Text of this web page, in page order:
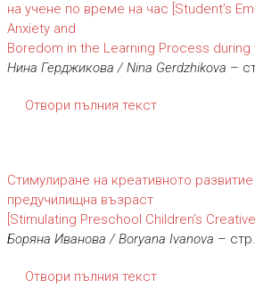
на учене по време на час [Student’s
Anxiety and
Boredom in the Learning Process during
Нина Герджикова / Nina Gerdzhikova –
Отвори пълния текст
Стимулиране на креативното
предучилищна възраст
[Stimulating Preschool Children's
Боряна Иванова / Boryana Ivanоva –
Отвори пълния текст